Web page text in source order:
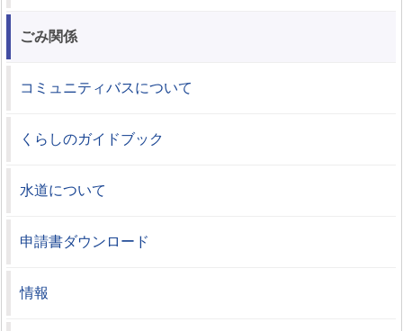
ごみ関係
コミュニティバスについて
くらしのガイドブック
水道について
申請書ダウンロード
情報